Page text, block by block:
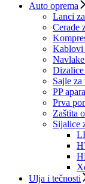
Auto oprema
Lanci
Cerade
Kablovi
Dizalice
Sajle za
PP
Prva
Zaštita
Sijalice
Ulja i tečnosti